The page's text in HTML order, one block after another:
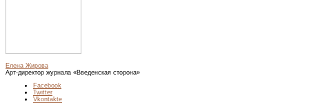
Елена Жирова
Арт-директор журнала «Введенская сторона»
Facebook
Twitter
Vkontakte